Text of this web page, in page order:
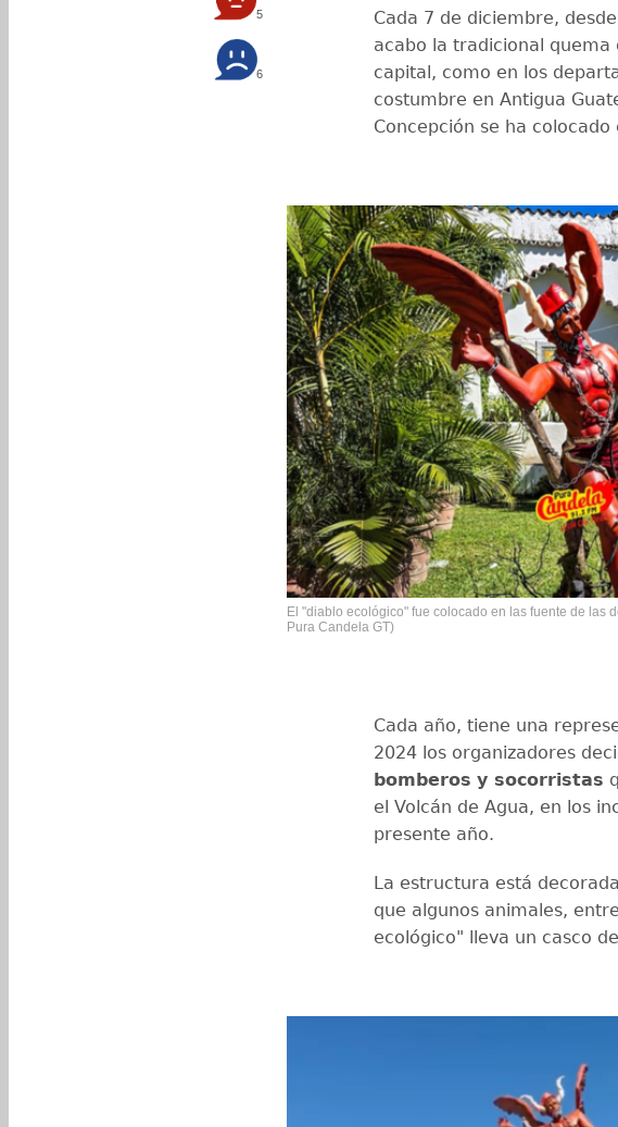
5
6
Cada 7 de diciembre,
acabo la tradicional
capital, como en los
costumbre en Antigua
Concepción se ha
El "diablo ecológico" fue colocado en las fuente de las
Pura Candela GT)
Cada año, tiene una
2024 los organizadores
bomberos y socorristas
el Volcán de Agua, en los
presente año.
La estructura está
que algunos animales,
ecológico" lleva un casco